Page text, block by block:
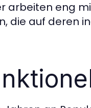
arbeiten eng
die auf deren